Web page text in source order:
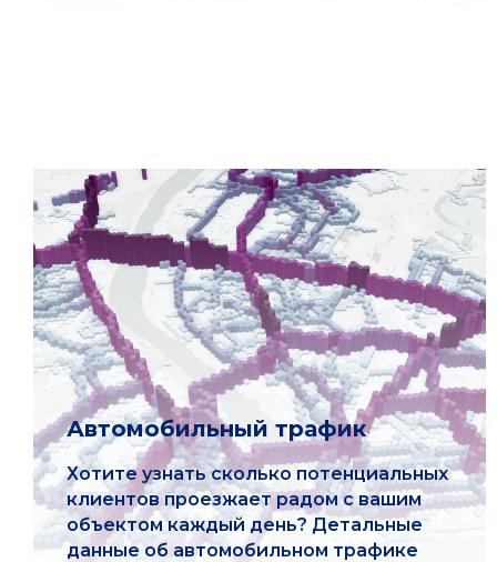
Автомобильный трафик
Хотите узнать сколько потенциальных
клиентов проезжает радом с вашим
объектом каждый день? Детальные
данные об автомобильном трафике